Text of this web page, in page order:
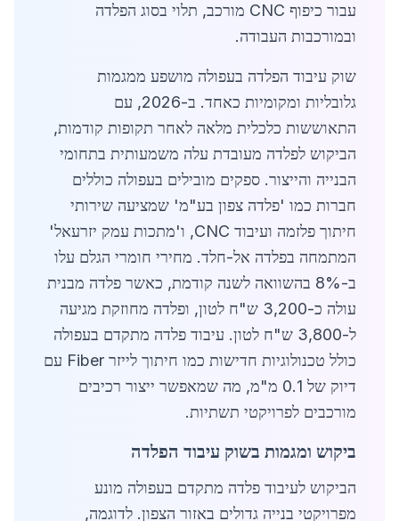
עבור כיפוף CNC מורכב, תלוי בסוג הפלדה
ובמורכבות העבודה.
שוק עיבוד הפלדה בעפולה מושפע ממגמות
גלובליות ומקומיות כאחד. ב-2026, עם
התאוששות כלכלית מלאה לאחר תקופות קודמות,
הביקוש לפלדה מעובדת עלה משמעותית בתחומי
הבנייה והייצור. ספקים מובילים בעפולה כוללים
חברות כמו 'פלדה צפון בע"מ' שמציעה שירותי
חיתוך פלזמה ועיבוד CNC, ו'מתכות עמק יזרעאל'
המתמחה בפלדה אל-חלד. מחירי חומרי הגלם עלו
ב-8% בהשוואה לשנה קודמת, כאשר פלדה מבנית
עולה כ-3,200 ש"ח לטון, ופלדה מחוזקת מגיעה
ל-3,800 ש"ח לטון. עיבוד פלדה מתקדם בעפולה
כולל טכנולוגיות חדישות כמו חיתוך לייזר Fiber עם
דיוק של 0.1 מ"מ, מה שמאפשר ייצור רכיבים
מורכבים לפרויקטי תשתיות.
ביקוש ומגמות בשוק עיבוד הפלדה
הביקוש לעיבוד פלדה מתקדם בעפולה מונע
מפרויקטי בנייה גדולים באזור הצפון. לדוגמה,